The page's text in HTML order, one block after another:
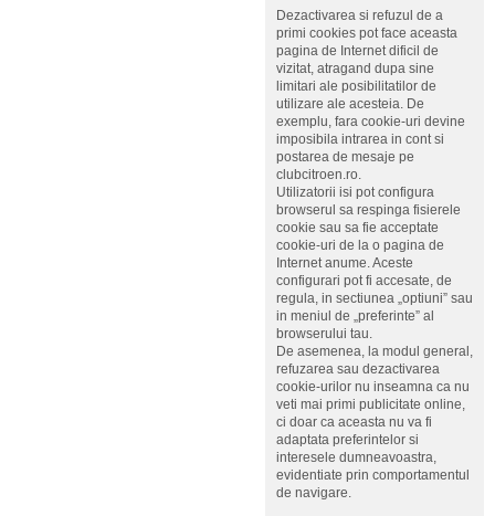
Dezactivarea si refuzul de a
primi cookies pot face aceasta
pagina de Internet dificil de
vizitat, atragand dupa sine
limitari ale posibilitatilor de
utilizare ale acesteia. De
exemplu, fara cookie-uri devine
imposibila intrarea in cont si
postarea de mesaje pe
clubcitroen.ro.
Utilizatorii isi pot configura
browserul sa respinga fisierele
cookie sau sa fie acceptate
cookie-uri de la o pagina de
Internet anume. Aceste
configurari pot fi accesate, de
regula, in sectiunea „optiuni” sau
in meniul de „preferinte” al
browserului tau.
De asemenea, la modul general,
refuzarea sau dezactivarea
cookie-urilor nu inseamna ca nu
veti mai primi publicitate online,
ci doar ca aceasta nu va fi
adaptata preferintelor si
interesele dumneavoastra,
evidentiate prin comportamentul
de navigare.